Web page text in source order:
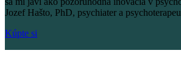
Jozef Hašto, PhD, psychiater a
Kúpte si